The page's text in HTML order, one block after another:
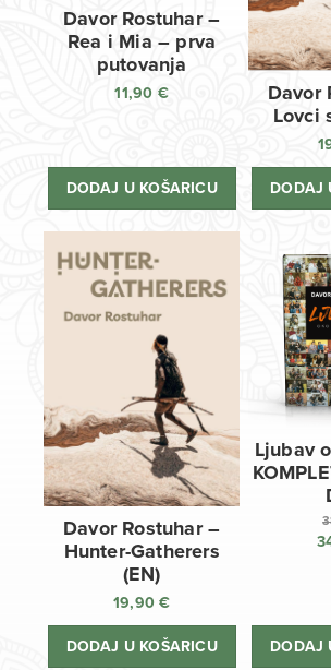
Davor Rostuhar –
Rea i Mia – prva
putovanja
11,90 €
DODAJ U KOŠARICU
Davor
Lovci
DODAJ
Davor Rostuhar –
Hunter-Gatherers
(EN)
19,90€
DODAJ U KOŠARICU
Ljubav
DODAJ